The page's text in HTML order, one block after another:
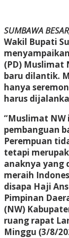
SUMBAWA
Wakil Bupati
(PD) Muslimat
baru dilantik.
hanya
harus
“Muslimat NW
pembanguan
Perempuan
tetapi
anaknya yang
meraih
disapa Haji
Pimpinan
(NW)
ruang rapat
Minggu (3/8/